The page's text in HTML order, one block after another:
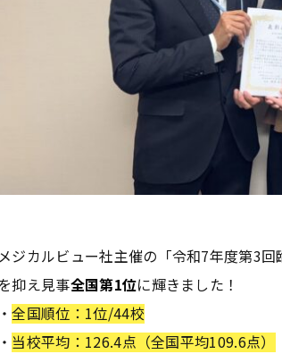
メジカルビュー社主催の「令和7年度第3
抑え見事全国第1位に輝きました！
・全国順位：1位/44校
・ 当校平均：126.4点（全国平均109.6点）